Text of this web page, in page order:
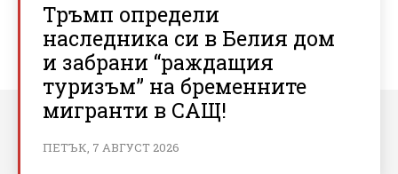
Тръмп определи
наследника си в Белия дом
и забрани “раждащия
туризъм” на бременните
мигранти в САЩ!
ПЕТЪК, 7 АВГУСТ 2026